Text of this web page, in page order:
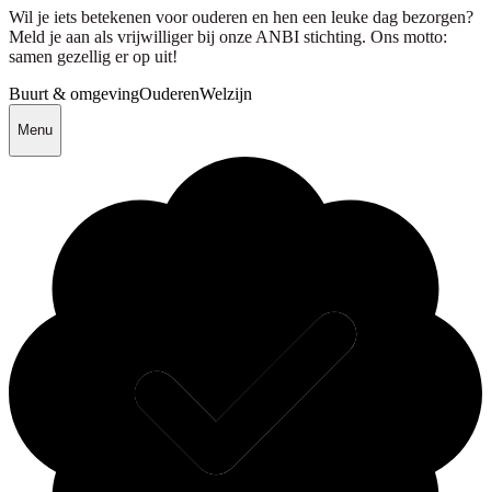
Wil je iets betekenen voor ouderen en hen een leuke dag bezorgen?
Meld je aan als vrijwilliger bij onze ANBI stichting. Ons motto:
samen gezellig er op uit!
Buurt & omgevingOuderenWelzijn
Menu